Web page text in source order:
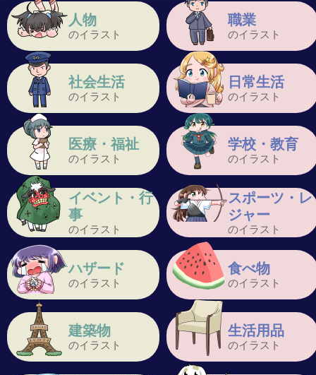
人物
のイラスト
職業
のイラスト
社会生活
のイラスト
日常生活
のイラスト
医療・福祉
のイラスト
学校・教育
のイラスト
イベント・行
事
のイラスト
スポーツ・レ
ジャー
のイラスト
ハザード
のイラスト
食べ物
のイラスト
建築物
のイラスト
生活用品
のイラスト